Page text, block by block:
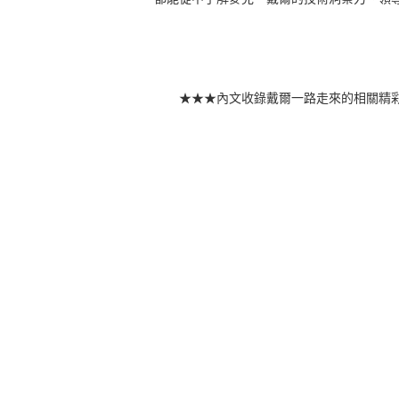
★★★內文收錄戴爾一路走來的相關精